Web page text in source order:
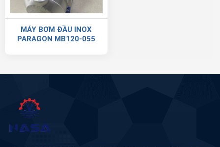
MÁY BƠM ĐẦU INOX
PARAGON MB120-055